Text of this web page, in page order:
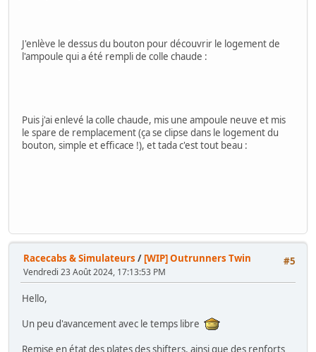
J'enlève le dessus du bouton pour découvrir le logement de
l'ampoule qui a été rempli de colle chaude :
Puis j'ai enlevé la colle chaude, mis une ampoule neuve et mis
le spare de remplacement (ça se clipse dans le logement du
bouton, simple et efficace !), et tada c'est tout beau :
#5
Racecabs & Simulateurs / [WIP] Outrunners Twin
Vendredi 23 Août 2024, 17:13:53 PM
Hello,
Un peu d'avancement avec le temps libre
Remise en état des plates des shifters, ainsi que des renforts